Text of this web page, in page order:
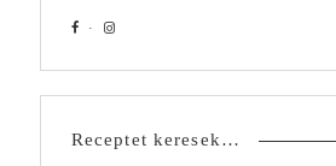
Receptet keresek…